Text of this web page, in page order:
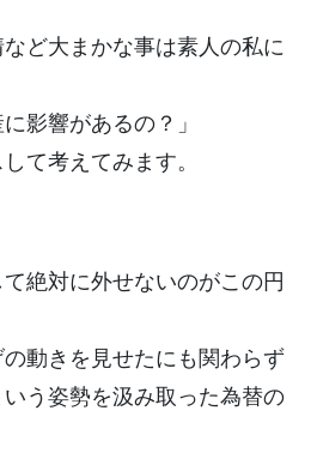
ど大まかな事は素人の私に
影響があるの？」
て考えてみます。
絶対に外せないのがこの円
動きを見せたにも関わらず
う姿勢を汲み取った為替の